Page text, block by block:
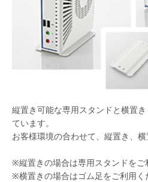
縦置き可能な専用スタンドと横置
ています。
お客様環境の合わせて、縦置き、横
※縦置きの場合は専用スタンドをご
※横置きの場合はゴム足をご利用く